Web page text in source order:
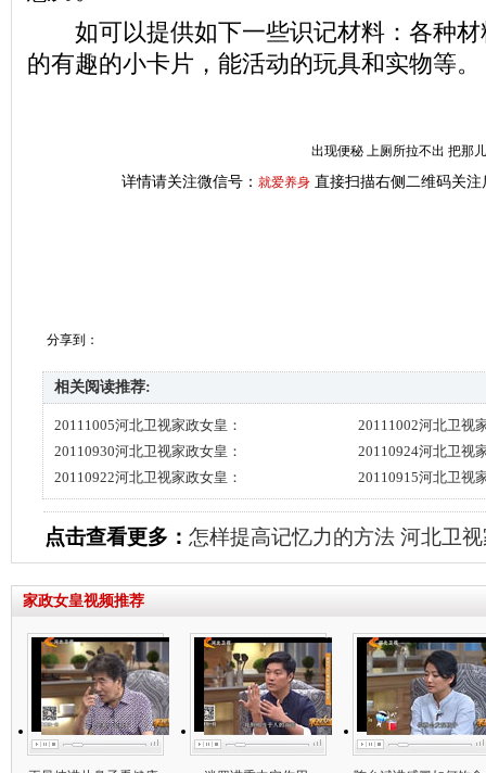
如可以提供如下一些识记材料：各种材
的有趣的小卡片，能活动的玩具和实物等。
出现便秘 上厕所拉不出 把那
详情请关注微信号： 就爱养身 直接扫描右侧二维码关注
分享到：
相关阅读推荐:
20111005河北卫视家政女皇：
20111002河北卫视
20110930河北卫视家政女皇：
20110924河北卫视
20110922河北卫视家政女皇：
20110915河北卫视
点击查看更多： 怎样提高记忆力的方法 河北卫
家政女皇视频推荐